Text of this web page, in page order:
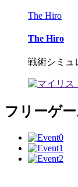
The Hiro
The Hiro
戦術シミュ
フリーゲ